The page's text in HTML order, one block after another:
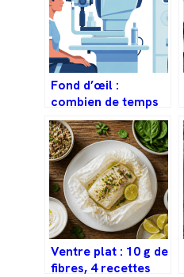
Fond d’œil :
combien de temps
sans voir et
comment bien se
préparer
Ventre plat : 10 g de
fibres, 4 recettes